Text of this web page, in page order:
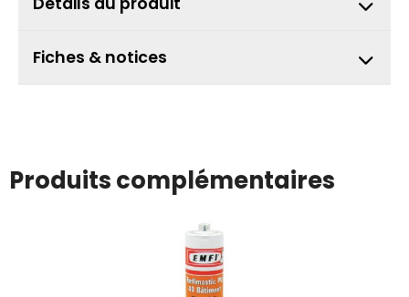
Fiches & notices
Produits complémentaires